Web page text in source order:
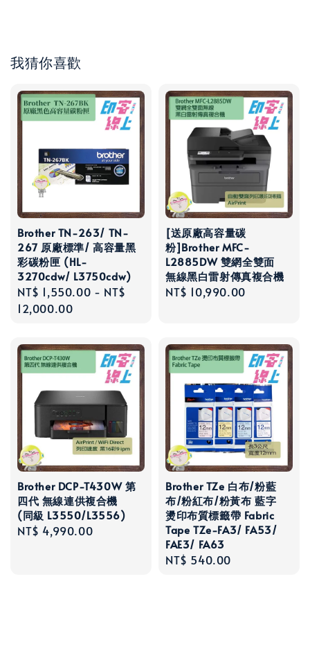
我猜你喜歡
Brother TN-263/ TN-
267 原廠標準/ 高容量黑
彩碳粉匣 (HL-
3270cdw/ L3750cdw)
Regular
price
NT$ 1,550.00 - NT$
12,000.00
[送原廠高容量碳
粉]Brother MFC-
L2885DW 雙網全雙面
無線黑白雷射傳真複合機
Regular
NT$ 10,990.00
Brother DCP-T430W 第
四代 無線連供複合機
(同級 L3550/L3556)
Regular
NT$ 4,990.00
Brother TZe 白布/粉藍
布/粉紅布/粉黃布 藍字
燙印布質標籤帶 Fabric
Tape TZe-FA3/ FA53/
FAE3/ FA63
Regular
NT$ 540.00